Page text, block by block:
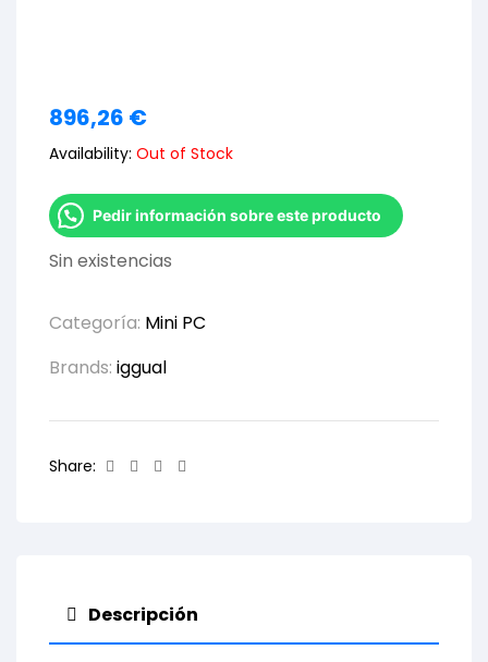
896,26 €
Availability: Out of Stock
Pedir información sobre este producto
Sin existencias
Categoría: Mini PC
Brands: iggual
Share: Facebook
TwitterLinkedin
Descripción